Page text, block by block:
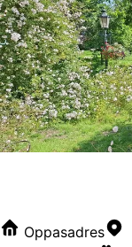
Oppasadres